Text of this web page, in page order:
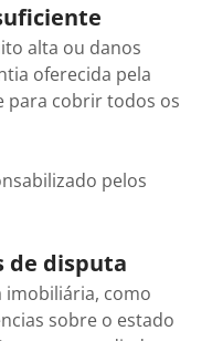
alta ou danos
oferecida pela
para cobrir todos os
pelos
de disputa
imobiliária, como
sobre o estado